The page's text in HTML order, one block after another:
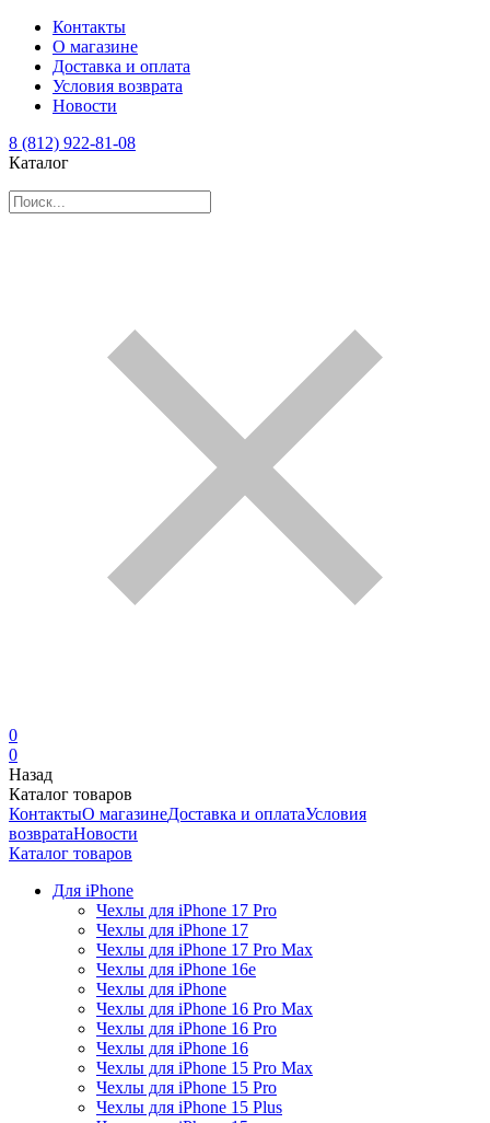
Контакты
О магазине
Доставка и оплата
Условия возврата
Новости
8 (812) 922-81-08
Каталог
0
0
Назад
Каталог товаров
КонтактыО магазинеДоставка и оплатаУсловия
возвратаНовости
Каталог товаров
Для iPhone
Чехлы для iPhone 17 Pro
Чехлы для iPhone 17
Чехлы для iPhone 17 Pro Max
Чехлы для iPhone 16e
Чехлы для iPhone
Чехлы для iPhone 16 Pro Max
Чехлы для iPhone 16 Pro
Чехлы для iPhone 16
Чехлы для iPhone 15 Pro Max
Чехлы для iPhone 15 Pro
Чехлы для iPhone 15 Plus